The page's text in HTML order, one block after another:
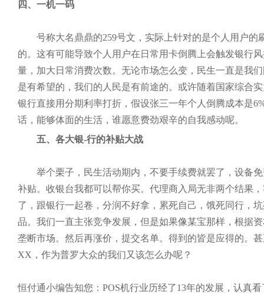
四、一机一码
号称大名鼎鼎的259号文，实际上针对的是个人用户的
的。这有可能导致个人用户在日常用卡倒腾上会触发银行
量，加大日常消费次数。无论市场怎么变，民生一直是我
是有希望的，我们的人民是有前途的。或许随着国家综合
银行直接用分期利率打折，假设张三一年个人倒腾成本是
话，能够体面的生活，谁愿意费劲艰辛的自我感动呢。
五、各大银-行的补贴大战
举个栗子，民生活动期内，不要手续费就罢了，设备免
补贴。收银台我都可以帮你买。代理商入局无非两个结果
了，跟银行一起卷，分润不好拿，累死自己，饿死同行，
品。我们一直主张竞争发展，但是如果像某宝那样，根据
垄断市场。然后再涨价，提交名单。得到的皆是应得的。
XX，作为普罗大众的我们又该怎么办呢？
恒付通小编告知您：POS机行业历经了13年的发展，认真